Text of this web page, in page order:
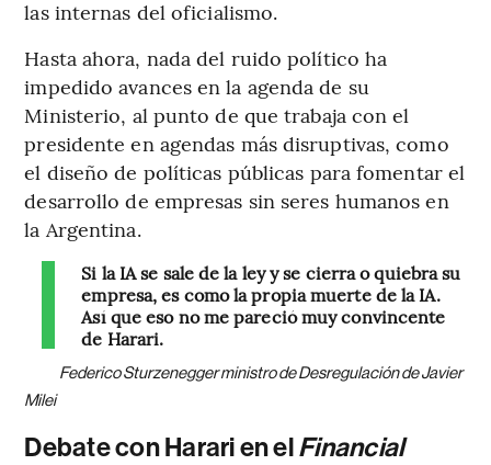
las internas del oficialismo.
Hasta ahora, nada del ruido político ha
impedido avances en la agenda de su
Ministerio, al punto de que trabaja con el
presidente en agendas más disruptivas, como
el diseño de políticas públicas para fomentar el
desarrollo de empresas sin seres humanos en
la Argentina.
Si la IA se sale de la ley y se cierra o quiebra su
empresa, es como la propia muerte de la IA.
Así que eso no me pareció muy convincente
de Harari.
Federico Sturzenegger ministro de Desregulación de Javier
Milei
Debate con Harari en elFinancial